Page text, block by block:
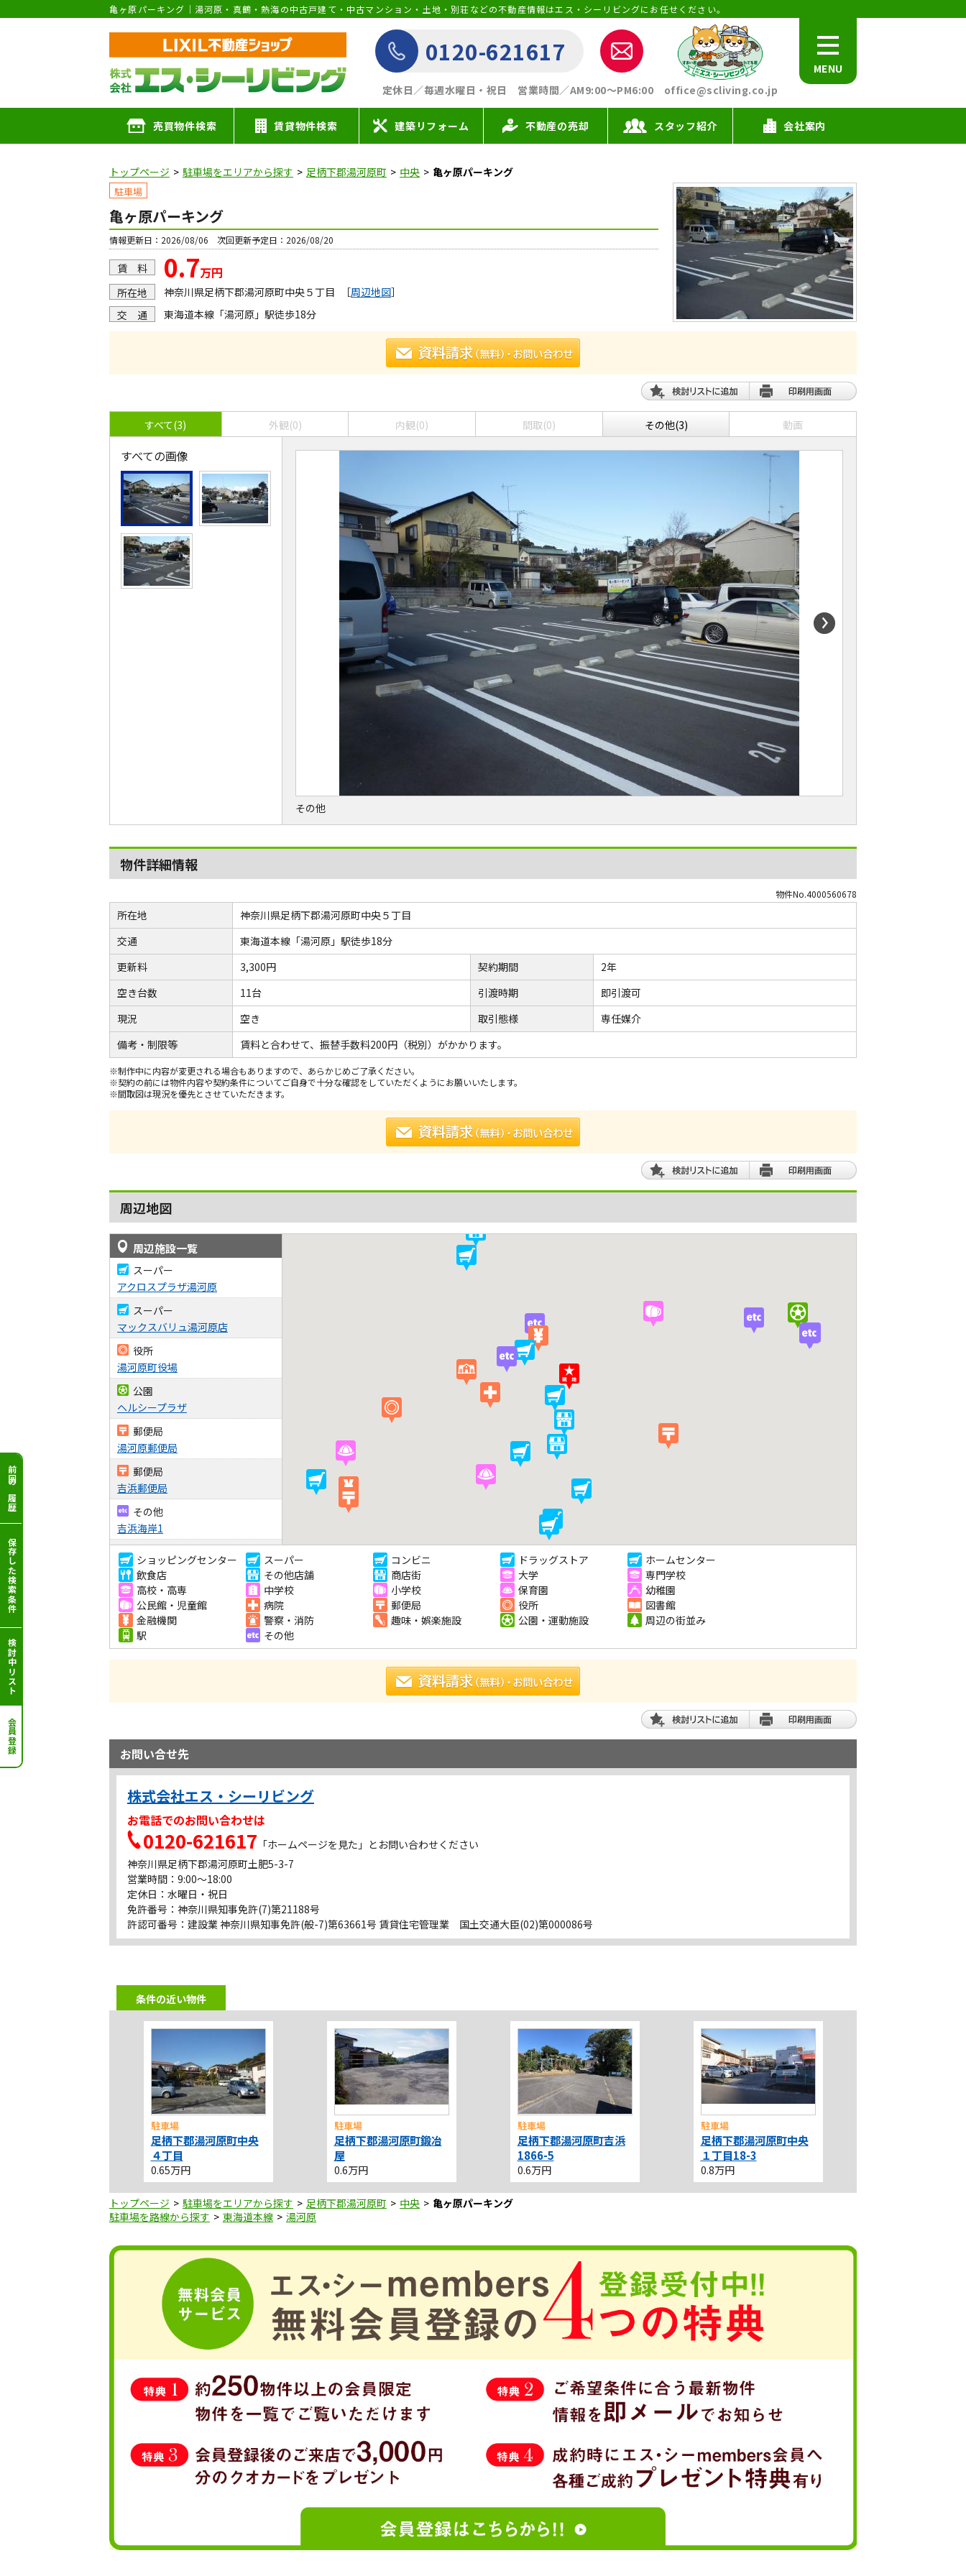
亀ヶ原パーキング｜湯河原・真鶴・熱海の中古戸建て・中古マンション・土地・別荘などの不動産情報はエス・シーリビングにお任せください。
0120-621617
定休日／毎週水曜日・祝日 営業時間／AM9:00〜PM6:00 office@scliving.co.jp
MENU
売買物件検索 賃貸物件検索 建築リフォーム 不動産の売却 スタッフ紹介 会社案内
前回の履歴
保存した検索条件
検討中リスト
会員登録
トップページ 駐車場をエリアから探す 足柄下郡湯河原町 中央 亀ヶ原パーキング
駐車場
亀ヶ原パーキング
情報更新日：2026/08/06 次回更新予定日：2026/08/20
賃 料 0.7万円
所在地 神奈川県足柄下郡湯河原町中央５丁目 ［周辺地図］
交 通
東海道本線「湯河原」駅徒歩18分
すべて(3) 外観(0) 内観(0) 間取(0) その他(3) 動画
すべての画像
その他
物件詳細情報
物件No.4000560678
所在地
神奈川県足柄下郡湯河原町中央５丁目
交通
東海道本線「湯河原」駅徒歩18分
更新料
3,300円 契約期間
2年
空き台数
11台 引渡時期
即引渡可
現況
空き 取引態様
専任媒介
備考・制限等
賃料と合わせて、振替手数料200円（税別）がかかります。
※制作中に内容が変更される場合もありますので、あらかじめご了承ください。
※契約の前には物件内容や契約条件についてご自身で十分な確認をしていただくようにお願いいたします。
※間取図は現況を優先とさせていただきます。
周辺地図
周辺施設一覧
スーパー
アクロスプラザ湯河原
スーパー
マックスバリュ湯河原店
役所
湯河原町役場
公園
ヘルシープラザ
郵便局
湯河原郵便局
郵便局
吉浜郵便局
その他
吉浜海岸1
吉浜海岸2
総合病院
JCHO湯河原病院
公民館・児童館
湯河原町防災コミュニティセンター
コンビニ
ローソン中央一丁目店
コンビニ
ドラッグストア
クリエイト S・D アクロスプラザ湯
河原店
銀行
かながわ西湘農協 湯河原中央支店
その他
かながわ西湘農協 湯河原営農経済セ
銀行
さがみ信用金庫 湯河原支店
小学校
保育園
おにわ保育園
保育園
まさご保育園
その他
小田原養護学校湯河原校舎
その他店舗
キャンドゥ湯河原店
スーパー
その他店舗
ほっともっと 湯河原店
その他店舗
ミーツ 湯河原店
素鵞神社
ショッピングセンター スーパー コンビニ ドラッグストア
ホームセンター
飲食店
その他店舗 商店街 大学
専門学校
高校・高専
中学校 小学校 保育園
幼稚園
公民館・児童館
病院 郵便局 役所
図書館
金融機関
警察・消防 趣味・娯楽施設 公園・運動施設
周辺の街並み
駅
その他
お問い合せ先
株式会社エス・シーリビング
お電話でのお問い合わせは
0120-621617 「ホームページを見た」とお問い合わせください
神奈川県足柄下郡湯河原町土肥5-3-7
営業時間：9:00～18:00
定休日：水曜日・祝日
免許番号：神奈川県知事免許(7)第21188号
許認可番号：建設業 神奈川県知事免許(般-7)第63661号 賃貸住宅管理業 国土交通大臣(02)第000086号
条件の近い物件
駐車場
足柄下郡湯河原町中央
４丁目
0.65万円
駐車場
足柄下郡湯河原町鍛冶
屋
0.6万円
駐車場
足柄下郡湯河原町吉浜
1866-5
0.6万円
駐車場
足柄下郡湯河原町中央
１丁目18-3
0.8万円
トップページ 駐車場をエリアから探す 足柄下郡湯河原町 中央
亀ヶ原パーキング
駐車場を路線から探す
東海道本線 湯河原